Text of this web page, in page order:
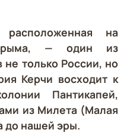
на
— один из
только России, но
Керчи восходит к
Пантикапей,
из Милета (Малая
до нашей эры.